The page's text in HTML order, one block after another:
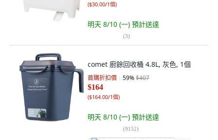
($30.00/1個)
明天 8/10 (一) 預計送達
(3)
comet 廚餘回收桶 4.8L, 灰色, 1個
首購折扣價 59%$407
$164
($164.00/1個)
明天 8/10 (一) 預計送達
(9152)